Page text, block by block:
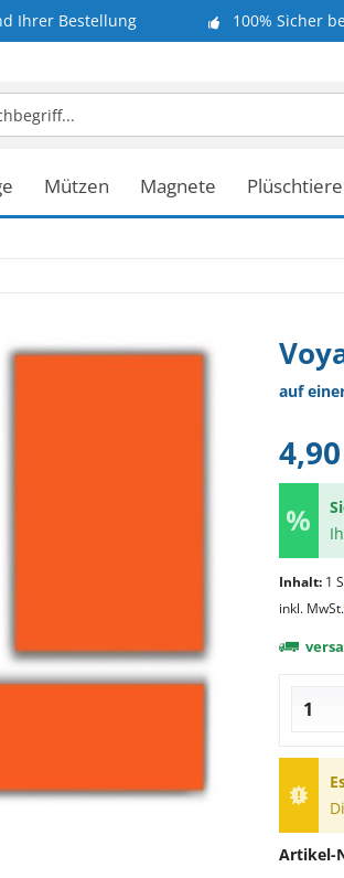
Ihrer Bestellung 100% Sicher
Mützen Magnete Plüschtiere
auf
Inhalt: 1
inkl. MwSt.
Artikel-